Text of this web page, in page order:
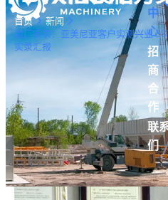
中
心
招
商
合
作
联
们
首页
新闻
验厂实录：亚美尼亚客户实测兴业
实录汇报